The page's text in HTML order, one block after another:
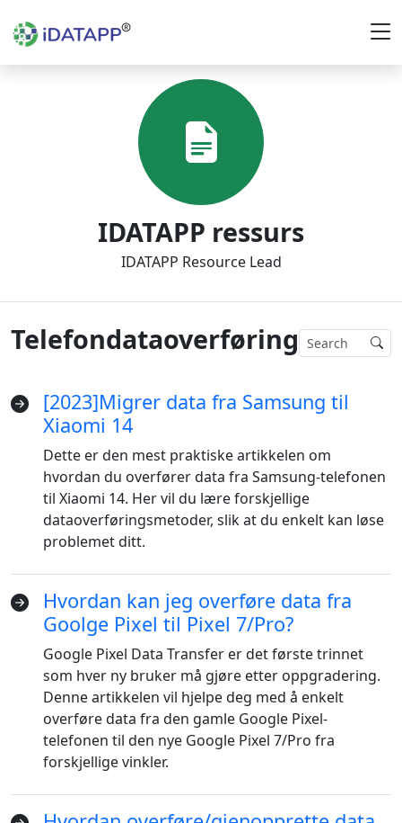
IDATAPP ressurs
IDATAPP Resource Lead
Telefondataoverføring
[2023]Migrer data fra Samsung til
Xiaomi 14
Dette er den mest praktiske artikkelen om
hvordan du overfører data fra Samsung-telefonen
til Xiaomi 14. Her vil du lære forskjellige
dataoverføringsmetoder, slik at du enkelt kan løse
problemet ditt.
Hvordan kan jeg overføre data fra
Goolge Pixel til Pixel 7/Pro?
Google Pixel Data Transfer er det første trinnet
som hver ny bruker må gjøre etter oppgradering.
Denne artikkelen vil hjelpe deg med å enkelt
overføre data fra den gamle Google Pixel-
telefonen til den nye Google Pixel 7/Pro fra
forskjellige vinkler.